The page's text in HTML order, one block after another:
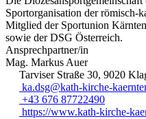
Sportorganisation der römisch-
Mitglied der Sportunion
sowie der DSG Österreich.
Ansprechpartner/in
Mag. Markus Auer
Tarviser Straße 30, 9020
ka.dsg@kath-kirche-
+43 676 87722490
https://www.kath-kirche-